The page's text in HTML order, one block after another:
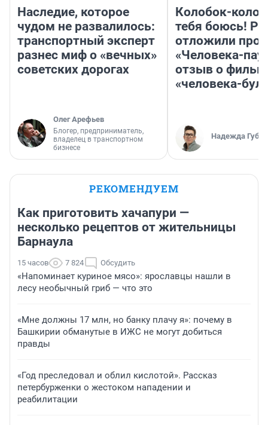
Наследие, которое
чудом не развалилось:
транспортный эксперт
разнес миф о «вечных»
советских дорогах
Олег Арефьев
Блогер, предприниматель,
владелец в транспортном
бизнесе
Колобок-
тебя боюсь!
отложили
«Человека-
отзыв о
«человека-
Надежда
РЕКОМЕНДУЕМ
Как приготовить хачапури —
несколько рецептов от жительницы
Барнаула
15 часов 7 824 Обсудить
«Напоминает куриное мясо»: ярославцы нашли в
лесу необычный гриб — что это
«Мне должны 17 млн, но банку плачу я»: почему в
Башкирии обманутые в ИЖС не могут добиться
правды
«Год преследовал и облил кислотой». Рассказ
петербурженки о жестоком нападении и
реабилитации